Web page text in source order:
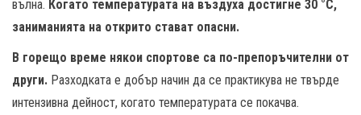
вълна. Когато температурата на въздуха достигне 30 °C,
заниманията на открито стават опасни.
В горещо време някои спортове са по-препоръчителни от
други. Разходката е добър начин да се практикува не твърде
интензивна дейност, когато температурата се покачва.